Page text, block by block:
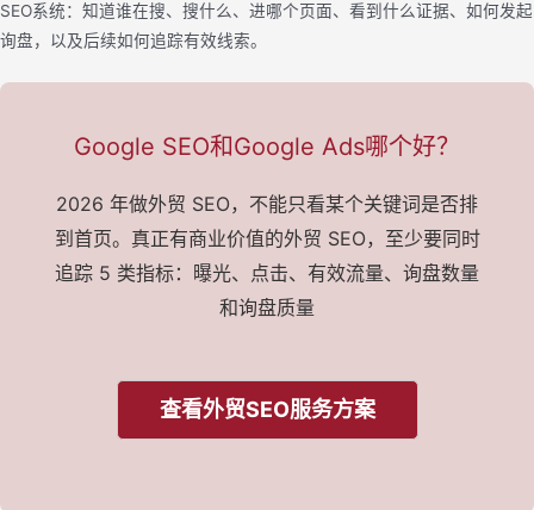
SEO系统：知道谁在搜、搜什么、进哪个页面、看到什么证据、如何发起
询盘，以及后续如何追踪有效线索。
Google SEO和Google Ads哪个好？
2026 年做外贸 SEO，不能只看某个关键词是否排
到首页。真正有商业价值的外贸 SEO，至少要同时
追踪 5 类指标：曝光、点击、有效流量、询盘数量
和询盘质量
查看外贸SEO服务方案